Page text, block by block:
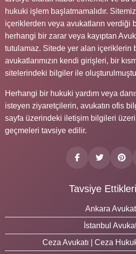
hukuki işlem başlatmamalıdır.
içeriklerden veya avukatların verdiği
herhangi bir zarar veya kayıptan
tutulamaz. Sitede yer alan içeriklerin
avukatlarımızın kendi girişleri, bir
sitelerindeki bilgiler ile
Herhangi bir hukuki yardım veya
isteyen ziyaretçilerin, avukatın ofis
sayfa üzerindeki iletişim bilgileri
geçmeleri tavsiye edilir.
Tavsiye
Ankara Avukat
İstanbul
Ceza Avukatı | Ceza